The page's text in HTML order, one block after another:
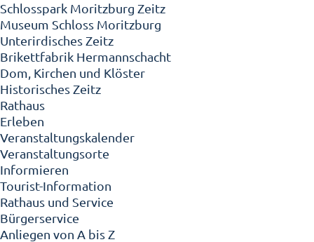
Schlosspark Moritzburg Zeitz
Museum Schloss Moritzburg
Unterirdisches Zeitz
Brikettfabrik Hermannschacht
Dom, Kirchen und Klöster
Historisches Zeitz
Rathaus
Erleben
Veranstaltungskalender
Veranstaltungsorte
Informieren
Tourist-Information
Rathaus und Service
Bürgerservice
Anliegen von A bis Z